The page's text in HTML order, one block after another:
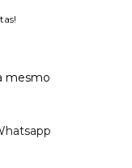
mesmo